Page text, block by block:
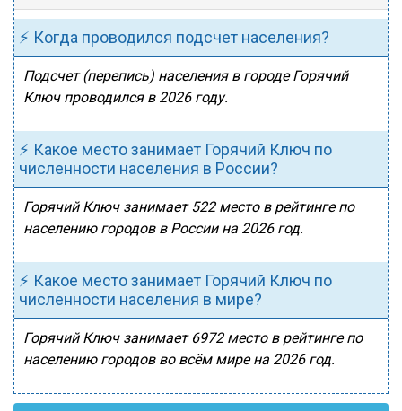
⚡ Когда проводился подсчет населения?
Подсчет (перепись) населения в городе Горячий
Ключ проводился в 2026 году.
⚡ Какое место занимает Горячий Ключ по
численности населения в России?
Горячий Ключ занимает 522 место в рейтинге по
населению городов в России на 2026 год.
⚡ Какое место занимает Горячий Ключ по
численности населения в мире?
Горячий Ключ занимает 6972 место в рейтинге по
населению городов во всём мире на 2026 год.